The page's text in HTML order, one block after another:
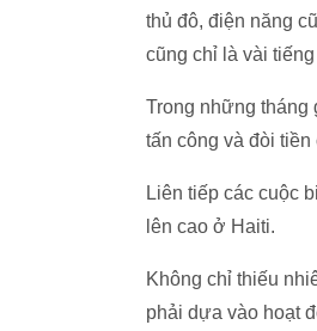
thủ đô, điện năng
cũng chỉ là vài
Trong những tháng
tấn công và đòi tiền
Liên tiếp các cuộc
lên cao ở Haiti.
Không chỉ thiếu
phải dựa vào hoạt